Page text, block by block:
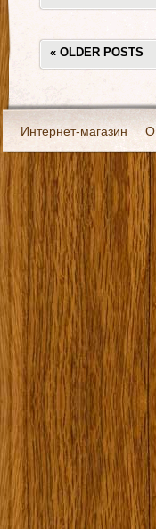
« OLDER POSTS
Интернет-магазин О